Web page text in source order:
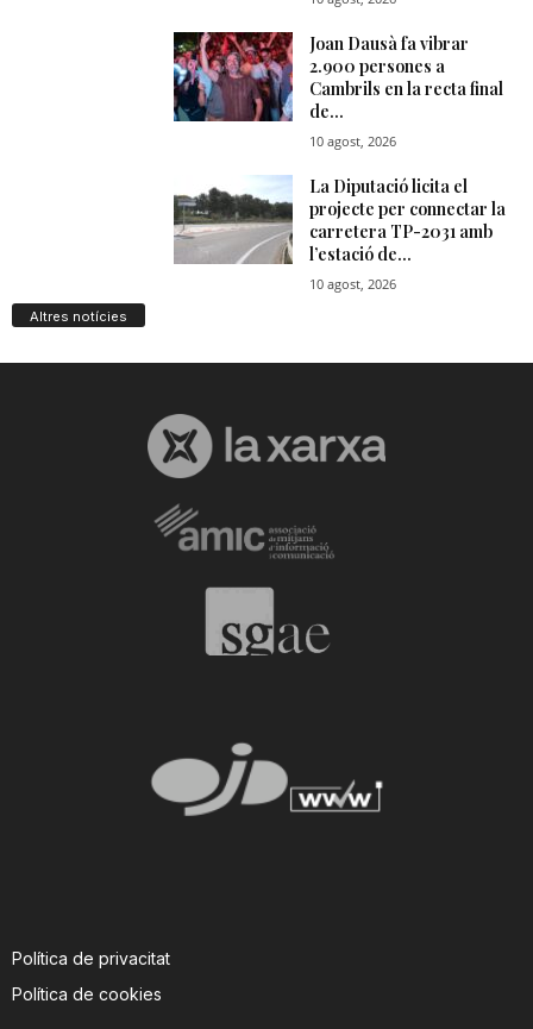
Altres notícies
Política de privacitat
Política de cookies